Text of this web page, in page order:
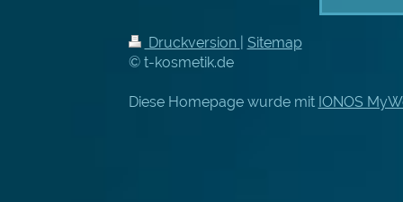
Druckversion
Sitemap
© t-kosmetik.de
Diese Homepage wurde mit IONOS